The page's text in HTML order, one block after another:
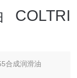
合成润滑油